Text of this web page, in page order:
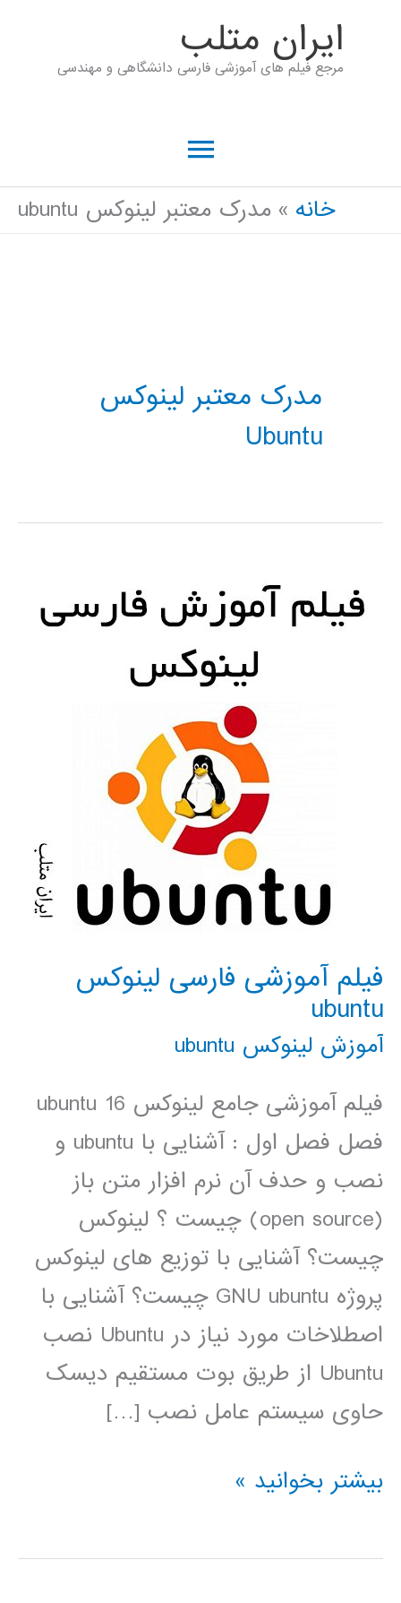
ايران متلب
مرجع فیلم های آموزشی فارسی دانشگاهی و مهندسی
فهرست
اصلی
خانه مدرک معتبر لینوکس ubuntu
مدرک معتبر لینوکس
Ubuntu
فیلم آموزشی فارسی لینوکس
ubuntu
آموزش لینوکس ubuntu
فیلم آموزشی جامع لینوکس ubuntu 16
فصل فصل اول : آشنایی با ubuntu و
نصب و حدف آن نرم افزار متن باز
(open source) چیست ؟ لینوکس
چیست؟ آشنایی با توزیع های لینوکس
پروژه GNU ubuntu چیست؟ آشنایی با
اصطلاخات مورد نیاز در Ubuntu نصب
Ubuntu از طریق بوت مستقیم دیسک
حاوی سیستم عامل نصب […]
فیلم
فارسی
بیشتر بخوانید »